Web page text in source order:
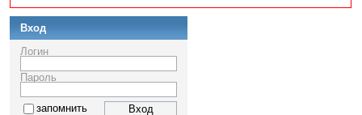
Вход
Логин
Пароль
запомнить